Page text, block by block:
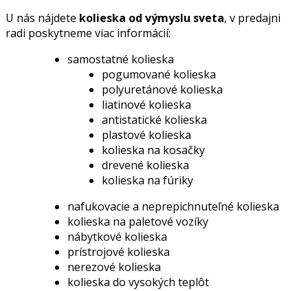
U nás nájdete kolieska od výmyslu sveta, v predajni
radi poskytneme viac informácií:
samostatné kolieska
pogumované kolieska
polyuretánové kolieska
liatinové kolieska
antistatické kolieska
plastové kolieska
kolieska na kosačky
drevené kolieska
kolieska na fúriky
nafukovacie a neprepichnuteľné kolieska
kolieska na paletové vozíky
nábytkové kolieska
prístrojové kolieska
nerezové kolieska
kolieska do vysokých teplôt